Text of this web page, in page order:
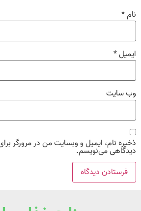
نام*
ایمیل*
وب‌ سایت
ذخیره نام، ایمیل و وبسایت من در مرورگر
دیدگاهی می‌نویسم.